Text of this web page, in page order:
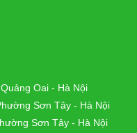
Oai - Hà Nội
Sơn Tây - Hà Nội
Sơn Tây - Hà Nội